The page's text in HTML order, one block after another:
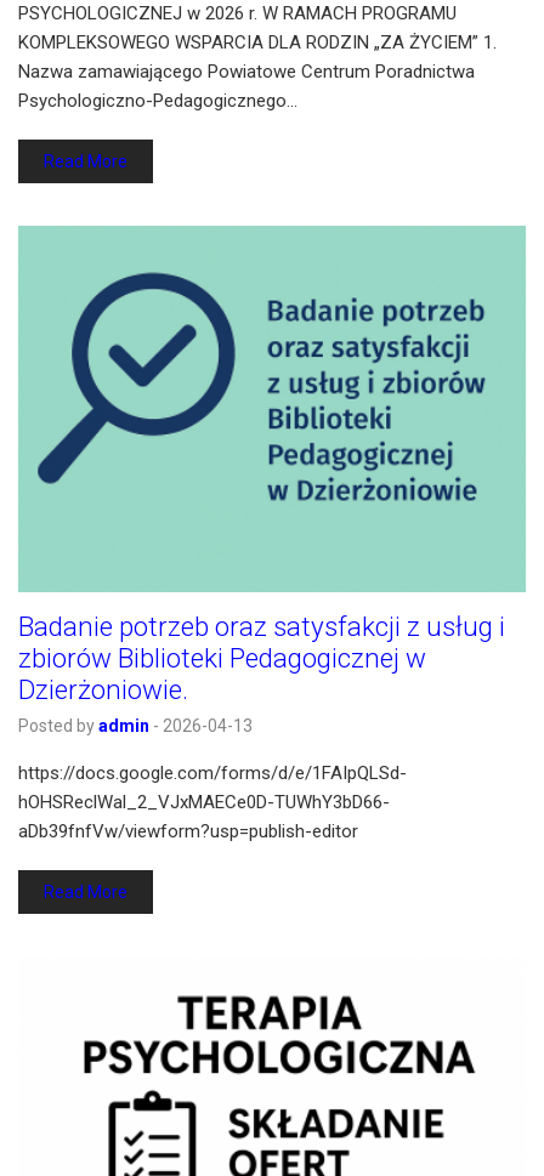
PSYCHOLOGICZNEJ w 2026 r. W RAMACH PROGRAMU
KOMPLEKSOWEGO WSPARCIA DLA RODZIN „ZA ŻYCIEM” 1.
Nazwa zamawiającego Powiatowe Centrum Poradnictwa
Psychologiczno-Pedagogicznego…
Read More
Badanie potrzeb oraz satysfakcji z usług i
zbiorów Biblioteki Pedagogicznej w
Dzierżoniowie.
Posted byadmin - 2026-04-13
https://docs.google.com/forms/d/e/1FAIpQLSd-
hOHSReclWal_2_VJxMAECe0D-TUWhY3bD66-
aDb39fnfVw/viewform?usp=publish-editor
Read More